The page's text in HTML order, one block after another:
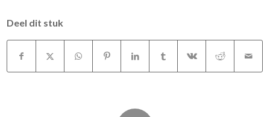
Deel dit stuk